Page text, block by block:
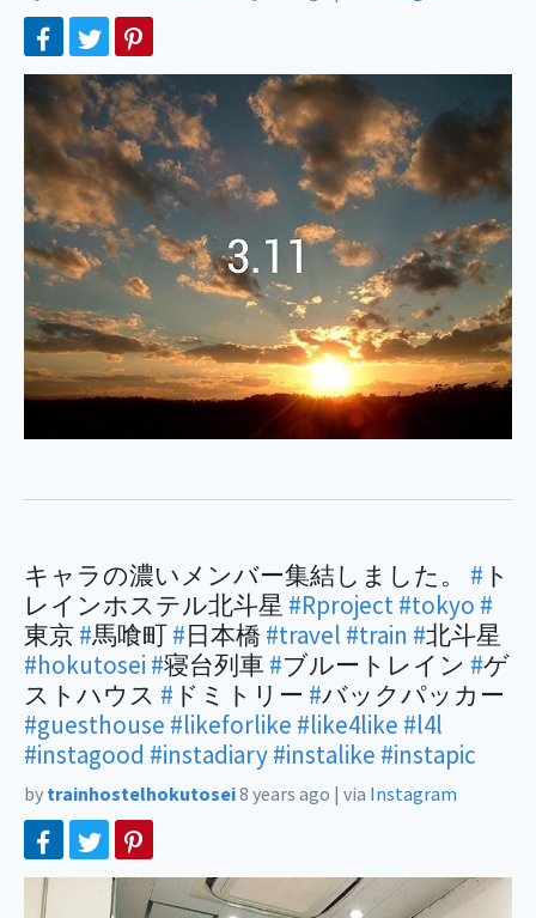
キャラの濃いメンバー集結しました。 # ト
レインホステル北斗星 #Rproject#tokyo #
東京#馬喰町#日本橋 #travel #train #北斗星
#hokutosei #寝台列車 #ブルートレイン #ゲ
ストハウス # ドミトリー #バックパッカー
#guesthouse #likeforlike #like4like #l4l
#instagood #instadiary#instalike #instapic
by trainhostelhokutosei8 years ago | via Instagram